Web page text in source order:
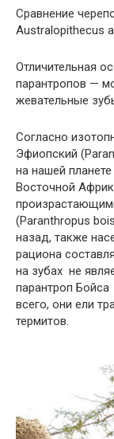
Сравнение
Australopithecus
Отличительная
парантропов —
жевательные
Согласно
Эфиопский
на нашей
Восточной
(Paranthropus
назад, также
рациона
на зубах не
парантроп
всего, они ели
термитов.